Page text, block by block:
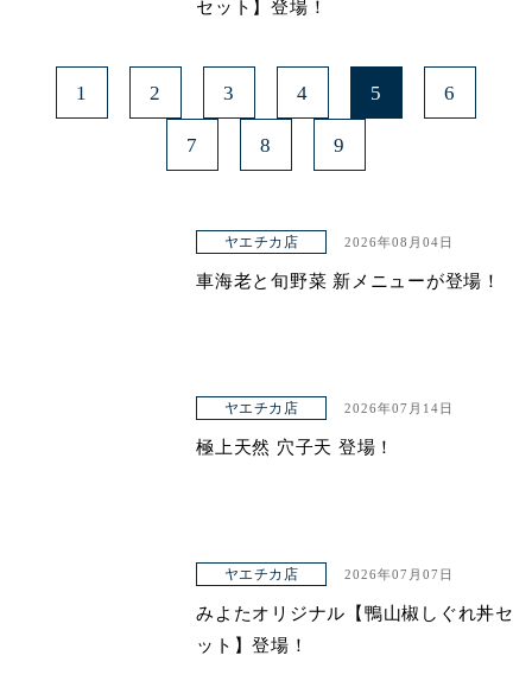
セット】登場！
1 2 3 4 5 6
7 8 9
ヤエチカ店 2026年08月04日
車海老と旬野菜 新メニューが登場！
ヤエチカ店 2026年07月14日
極上天然 穴子天 登場！
ヤエチカ店 2026年07月07日
みよたオリジナル【鴨山椒しぐれ丼セ
ット】登場！